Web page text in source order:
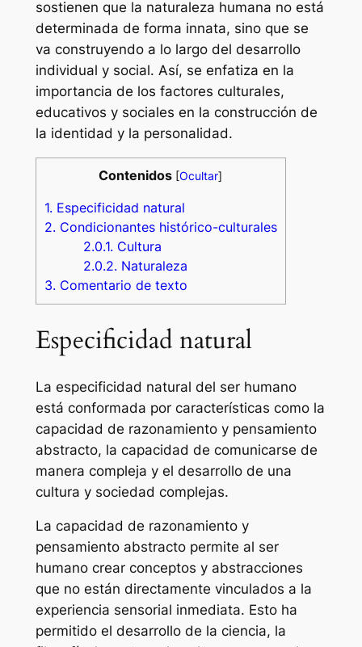
sostienen que la naturaleza humana no está
determinada de forma innata, sino que se
va construyendo a lo largo del desarrollo
individual y social. Así, se enfatiza en la
importancia de los factores culturales,
educativos y sociales en la construcción de
la identidad y la personalidad.
Contenidos [Ocultar]
1.Especificidad natural
2.Condicionantes histórico-culturales
2.0.1.Cultura
2.0.2.Naturaleza
3.Comentario de texto
Especificidad natural
La especificidad natural del ser humano
está conformada por características como la
capacidad de razonamiento y pensamiento
abstracto, la capacidad de comunicarse de
manera compleja y el desarrollo de una
cultura y sociedad complejas.
La capacidad de razonamiento y
pensamiento abstracto permite al ser
humano crear conceptos y abstracciones
que no están directamente vinculados a la
experiencia sensorial inmediata. Esto ha
permitido el desarrollo de la ciencia, la